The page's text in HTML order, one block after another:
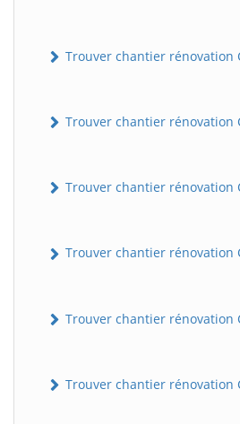
Trouver chantier rénovation
Trouver chantier rénovation
Trouver chantier rénovation
Trouver chantier rénovation
Trouver chantier rénovation
Trouver chantier rénovation
B Assistant en ligne